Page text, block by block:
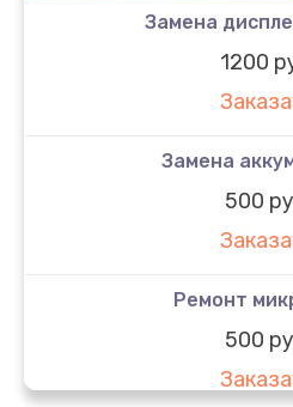
Замена
1200
Замена
500
Ремонт
500